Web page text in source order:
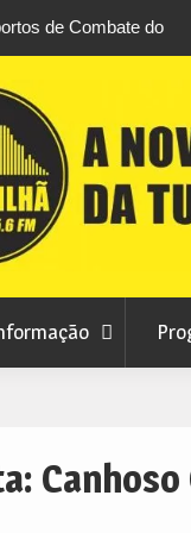
do Fundão
Brazilian Jiu-Jitsu
Canhoso